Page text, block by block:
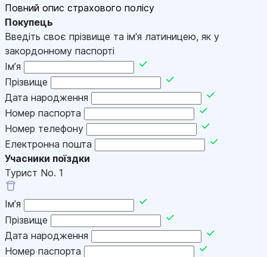
Повний опис страхового полісу
Покупець
Введіть своє прізвище та ім'я латиницею, як у
закордонному паспорті
Імʼя
Прізвище
Дата народження
Номер паспорта
Номер телефону
Електронна пошта
Учасники поїздки
Турист No. 1
Імʼя
Прізвище
Дата народження
Номер паспорта